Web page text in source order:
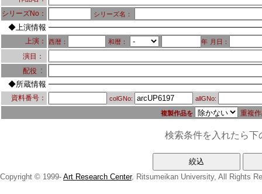
シリーズNo：
シリーズ名：
◆上演情報
上演： 西暦： 和暦： 年 月日：
演目：
配役 ：
◆所蔵情報
資料番号： colGNo: allGNo:
複製作品を 重複
検索条件を入れたら
Copyright © 1999- Art Research Center, Ritsumeikan University, All Rights